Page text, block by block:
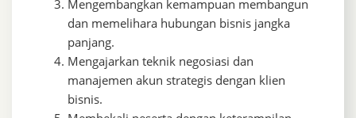
Mengembangkan kemampuan membangun
dan memelihara hubungan bisnis jangka
panjang.
Mengajarkan teknik negosiasi dan
manajemen akun strategis dengan klien
bisnis.